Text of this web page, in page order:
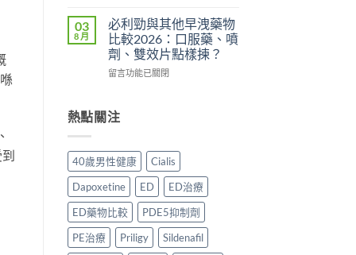
家
實
測
評
價〉
副
作
用、
安
全
方
正
貨
購
買
指
南〉
貨？
2026
年
購
買
＋
完
整
指
南〉
中
久
液
哪
裡
買
心？
香
港
延
時
噴
霧
買
03
8 月
必利勁與其他早洩藥物
比較2026：口服藥、噴
劑、雙效片點樣揀？
在
勁
與
他
早
洩
藥
物
比
2026：
留言功能已關閉
熱點關注
40歲男性健康
Cialis
Dapoxetine
ED
ED治療
ED藥物比較
PDE5抑制劑
PE治療
Priligy
Sildenafil